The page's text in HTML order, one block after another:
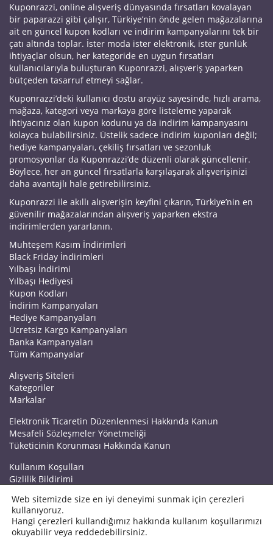
Kuponrazzi, online alışveriş dünyasında fırsatları kovalayan
bir paparazzi gibi çalışır, Türkiye’nin önde gelen mağazalarına
ait en güncel kupon kodları ve indirim kampanyalarını tek bir
çatı altında toplar. İster moda ister elektronik, ister günlük
ihtiyaçlar olsun, her kategoride en uygun fırsatları
kullanıcılarıyla buluşturan Kuponrazzi, alışveriş yaparken
bütçeden tasarruf etmeyi sağlar.
Kuponrazzi’deki kullanıcı dostu arayüz sayesinde, hızlı arama,
mağaza, kategori veya markaya göre listeleme yaparak
ihtiyacınız olan kupon kodunu ya da indirim kampanyasını
kolayca bulabilirsiniz. Üstelik sadece indirim kuponları değil;
hediye kampanyaları, çekiliş fırsatları ve sezonluk
promosyonlar da Kuponrazzi’de düzenli olarak güncellenir.
Böylece, her an güncel fırsatlarla karşılaşarak alışverişinizi
daha avantajlı hale getirebilirsiniz.
Kuponrazzi ile akıllı alışverişin keyfini çıkarın, Türkiye’nin en
güvenilir mağazalarından alışveriş yaparken ekstra
indirimlerden yararlanın.
Muhteşem Kasım İndirimleri
Black Friday İndirimleri
Yılbaşı İndirimi
Yılbaşı Hediyesi
Kupon Kodları
İndirim Kampanyaları
Hediye Kampanyaları
Ücretsiz Kargo Kampanyaları
Banka Kampanyaları
Tüm Kampanyalar
Alışveriş Siteleri
Kategoriler
Markalar
Elektronik Ticaretin Düzenlenmesi Hakkında Kanun
Mesafeli Sözleşmeler Yönetmeliği
Tüketicinin Korunması Hakkında Kanun
Kullanım Koşulları
Gizlilik Bildirimi
Kuponrazzi Blog
Mağaza Ekle
İletişim
Web sitemizde size en iyi deneyimi sunmak için çerezleri
kullanıyoruz.
Hangi çerezleri kullandığımız hakkında kullanım koşullarımızı
okuyabilir veya reddedebilirsiniz.